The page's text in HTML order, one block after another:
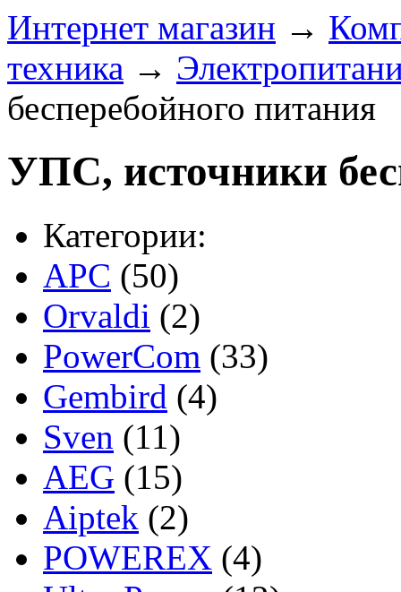
Интернет магазин →
техника →
бесперебойного питания
УПС, источники
Категории:
APC (50)
Orvaldi (2)
PowerCom (33)
Gembird (4)
Sven (11)
AEG (15)
Aiptek (2)
POWEREX (4)